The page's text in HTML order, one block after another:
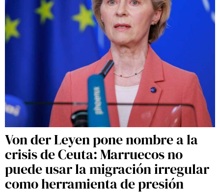
Von der Leyen pone nombre a la
crisis de Ceuta: Marruecos no
puede usar la migración irregular
como herramienta de presión